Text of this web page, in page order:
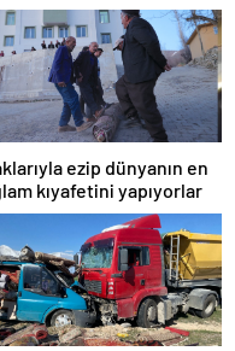
ezip dünyanın en
kıyafetini yapıyorlar